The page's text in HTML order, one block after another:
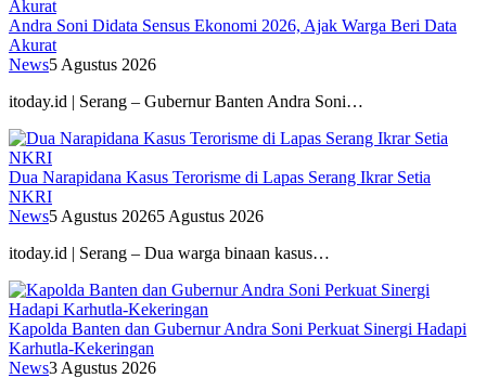
Andra Soni Didata Sensus Ekonomi 2026, Ajak Warga Beri Data
Akurat
News5 Agustus 2026
itoday.id | Serang – Gubernur Banten Andra Soni…
Dua Narapidana Kasus Terorisme di Lapas Serang Ikrar Setia
NKRI
News5 Agustus 20265 Agustus 2026
itoday.id | Serang – Dua warga binaan kasus…
Kapolda Banten dan Gubernur Andra Soni Perkuat Sinergi Hadapi
Karhutla-Kekeringan
News3 Agustus 2026